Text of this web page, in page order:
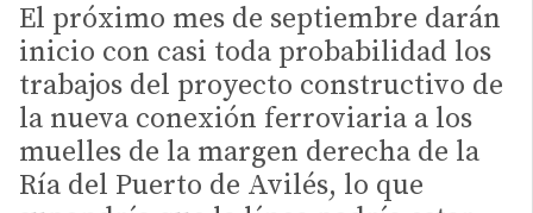
El próximo mes de septiembre darán
inicio con casi toda probabilidad los
trabajos del proyecto constructivo de
la nueva conexión ferroviaria a los
muelles de la margen derecha de la
Ría del Puerto de Avilés, lo que